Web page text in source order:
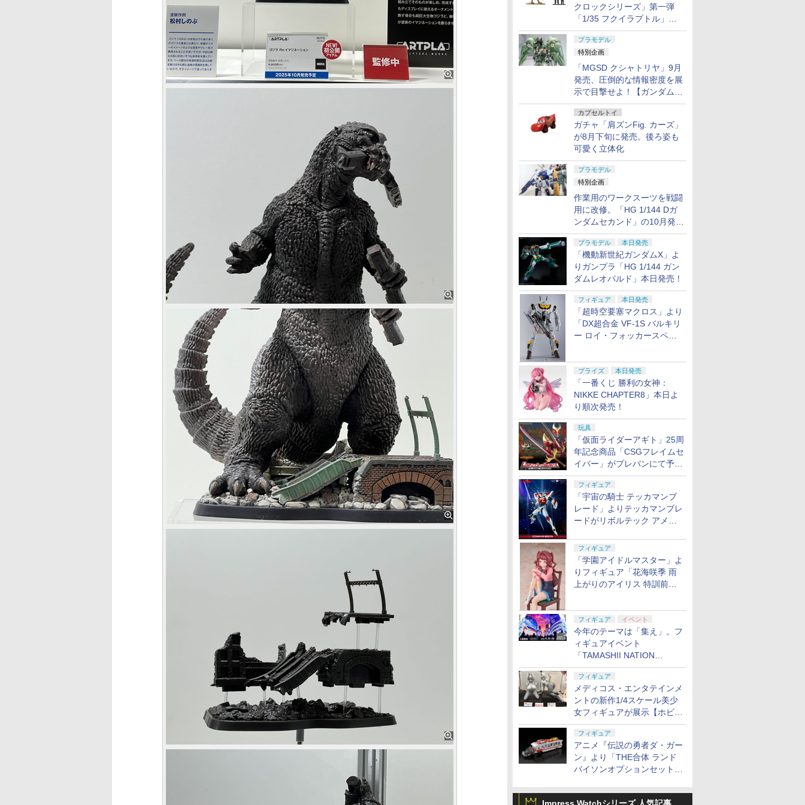
クロックシリーズ」第一弾
「1/35 フクイラプトル」本
日発売！
プラモデル
特別企画
「MGSD クシャトリヤ」9月
発売、圧倒的な情報密度を展
示で目撃せよ！【ガンダムベ
ース撮り下ろし】
カプセルトイ
ガチャ「肩ズンFig. カーズ」
が8月下旬に発売。後ろ姿も
可愛く立体化
プラモデル
特別企画
作業用のワークスーツを戦闘
用に改修。「HG 1/144 Dガ
ンダムセカンド」の10月発送
分が予約受付中【ガンダムベ
ース撮り下ろし】
プラモデル 本日発売
「機動新世紀ガンダムX」よ
りガンプラ「HG 1/144 ガン
ダムレオパルド」本日発売！
フィギュア 本日発売
「超時空要塞マクロス」より
「DX超合金 VF-1S バルキリ
ー ロイ・フォッカースペシ
プライズ 本日発売
「一番くじ 勝利の女神：
NIKKE CHAPTER8」本日よ
り順次発売！
玩具
「仮面ライダーアギト」25周
年記念商品「CSGフレイムセ
イバー」がプレバンにて予約
開始
フィギュア
「宇宙の騎士 テッカマンブ
レード」よりテッカマンブレ
ードがリボルテック アメイ
定
フィギュア
「学園アイドルマスター」よ
りフィギュア「花海咲季 雨
上がりのアイリス 特訓前
フィギュア イベント
今年のテーマは「集え」。フ
ィギュアイベント
「TAMASHII NATION
2026」が11月13日より開催
決定
フィギュア
メディコス・エンタテインメ
ントの新作1/4スケール美少
女フィギュアが展示【ホビー
メーカー合同展示会】
フィギュア
アニメ『伝説の勇者ダ・ガー
ン』より「THE合体 ランド
バイソンオプションセット」